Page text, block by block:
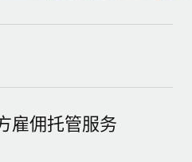
能
工智能工具与 Remote 平台相连
雇佣托管服务